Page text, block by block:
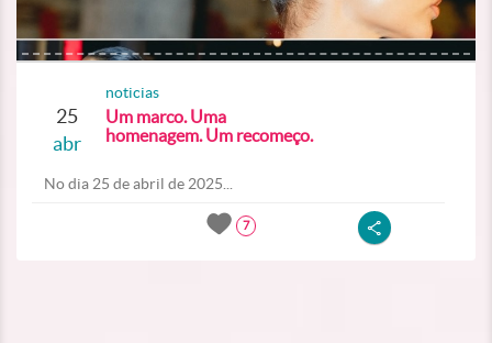
25
abr
noticias
Um marco. Uma
homenagem. Um recomeço.
No dia 25 de abril de 2025...
7